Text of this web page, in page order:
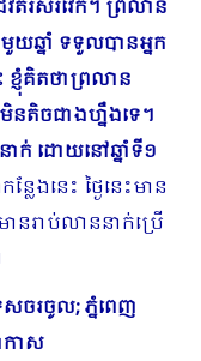
តរស់រវើក។ ព្រលាន
យឆ្នាំ ទទួលបានអ្នក
ញុំគិតថាព្រលាន
នតិចជាងហ្នឹងទេ។
ក់ ដោយនៅឆ្នាំទី១
លែងនេះ ថ្ងៃនេះមាន
នរាប់លាននាក់ប្រើ
ចរចូល; ភ្នំពេញ
កាស